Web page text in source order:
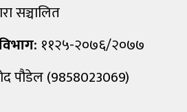
सञ्चालित
११२५-२०७६/२०७७
पौडेल (9858023069)